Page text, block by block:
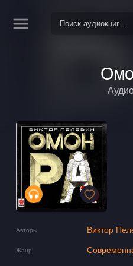
Авторы Виктор
Жанр